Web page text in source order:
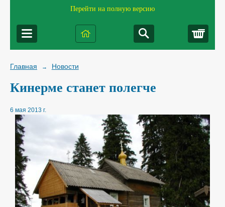
Перейти на полную версию
Главная → Новости
Кинерме станет полегче
6 мая 2013 г.